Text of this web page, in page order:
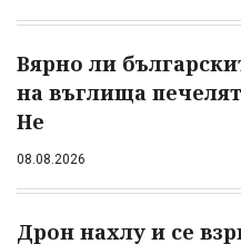
Вярно ли
на въглища
Не
08.08.2026
Дрон нахлу и се